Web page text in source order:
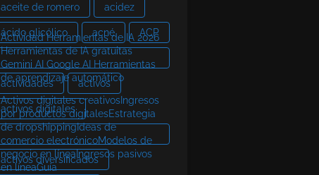
aceite de romero acidez
ácido glicólico acné ACP
Actividad Herramientas de IA 2026
Herramientas de IA gratuitas
Gemini AI Google AI Herramientas
de aprendizaje automático
actividades activos
activos digitales
Activos digitales creativosIngresos
por productos digitalesEstrategia
de dropshippingIdeas de
comercio electrónicoModelos de
negocio en líneaIngresos pasivos
en líneaGuía
activos diversificados